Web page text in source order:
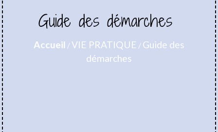
Guide des démarches
Accueil /VIE PRATIQUE / Guide des
démarches